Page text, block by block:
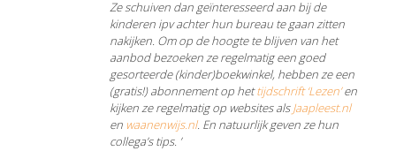
Ze schuiven dan geïnteresseerd aan bij de
kinderen ipv achter hun bureau te gaan zitten
nakijken. Om op de hoogte te blijven van het
aanbod bezoeken ze regelmatig een goed
gesorteerde (kinder)boekwinkel, hebben ze een
(gratis!) abonnement op hettijdschrift ‘Lezen’en
kijken ze regelmatig op websites alsJaapleest.nl
en waanenwijs.nl. En natuurlijk geven ze hun
collega’s tips. ’